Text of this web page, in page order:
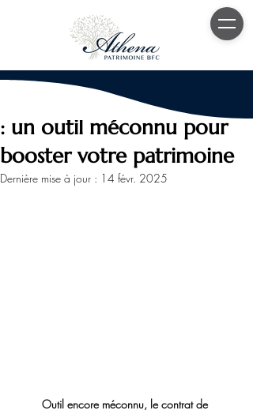
Le contrat de capitalisation
: un outil méconnu pour
booster votre patrimoine
13 févr. 2025
Dernière mise à jour : 14 févr. 2025
Outil encore méconnu, le contrat de